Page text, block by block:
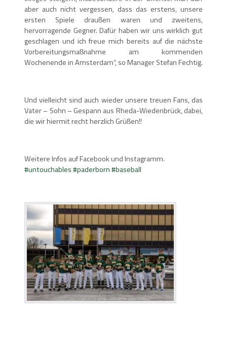
aber auch nicht vergessen, dass das erstens, unsere
ersten Spiele draußen waren und zweitens,
hervorragende Gegner. Dafür haben wir uns wirklich gut
geschlagen und ich freue mich bereits auf die nächste
Vorbereitungsmaßnahme am kommenden
Wochenende in Amsterdam“, so Manager Stefan Fechtig.
Und vielleicht sind auch wieder unsere treuen Fans, das
Vater – Sohn – Gespann aus Rheda-Wiedenbrück, dabei,
die wir hiermit recht herzlich Grüßen!!
Weitere Infos auf Facebook und Instagramm.
#untouchables#paderborn#baseball